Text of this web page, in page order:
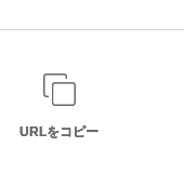
URLをコピー